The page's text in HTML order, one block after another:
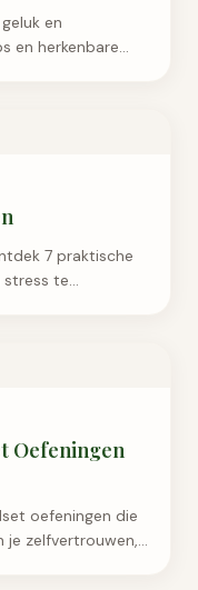
en
en herkenbare
7 praktische
te
Oefeningen
oefeningen die
je zelfvertrouwen,